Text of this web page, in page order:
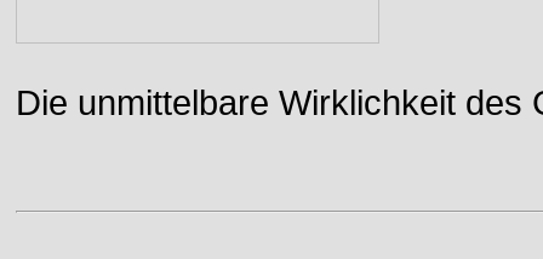
Die unmittelbare Wirklichkeit des